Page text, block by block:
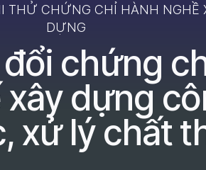
THỬ CHỨNG CHỈ HÀNH NGHỀ
DỰNG
chứng
dựng
xử lý chất